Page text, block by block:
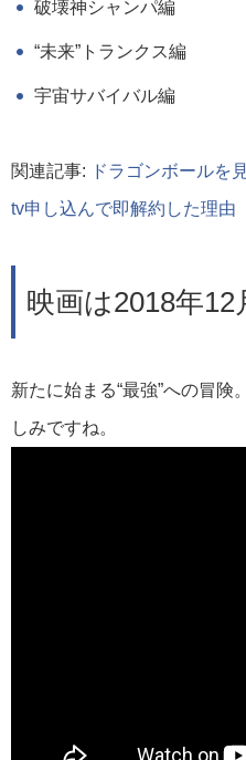
破壊神シャンパ編
“未来”トランクス編
宇宙サバイバル編
関連記事: ドラゴンボールを
tv申し込んで即解約した理由
映画は2018年12
新たに始まる“最強”への冒
しみですね。